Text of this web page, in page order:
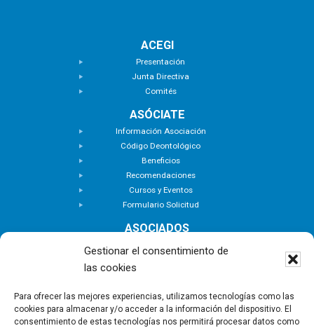
Gestionar el consentimiento de
las cookies
Para ofrecer las mejores experiencias, utilizamos tecnologías como las
cookies para almacenar y/o acceder a la información del dispositivo. El
consentimiento de estas tecnologías nos permitirá procesar datos como
ACEGI
Presentación
Junta Directiva
Comités
ASÓCIATE
Información Asociación
Código Deontológico
Beneficios
Recomendaciones
Cursos y Eventos
Formulario Solicitud
ASOCIADOS
Buscar Asociados
Zona Privada
ACTUALIDAD
Notas de Prensa